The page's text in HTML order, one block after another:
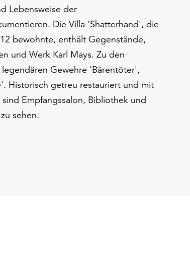
Lebensweise der
Die Villa 'Shatterhand', die
bewohnte, enthält Gegenstände,
und Werk Karl Mays. Zu den
Gewehre 'Bärentöter',
Historisch getreu restauriert und mit
Empfangssalon, Bibliothek und
sehen.